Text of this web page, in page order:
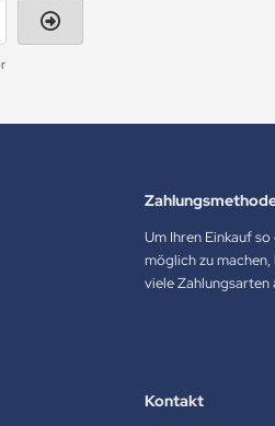
Um Ihren Einkauf
möglich zu
viele Zahlungsarten
Kontakt